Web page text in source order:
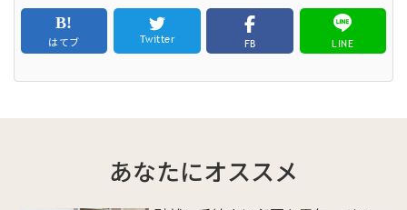
はてブ Twitter FB LINE
あなたにオススメ